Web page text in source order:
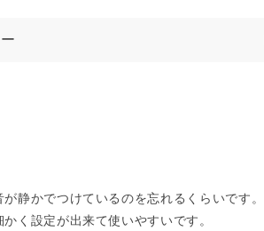
が静かでつけているのを忘れるくらいです。
く設定が出来て使いやすいです。